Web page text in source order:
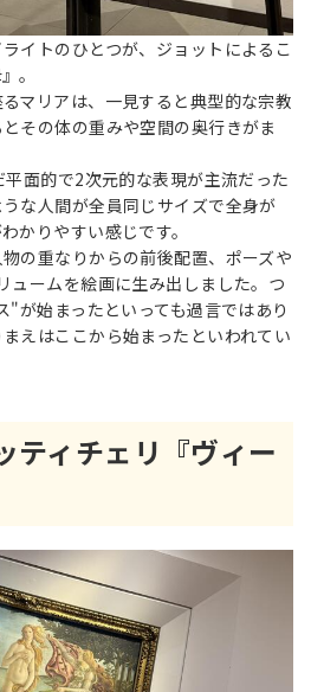
イトのひとつが、ジョットによるこ
。
マリアは、一見すると典型的な宗教
その体の重みや空間の奥行きがま
面的で2次元的な表現が主流だった
な人間が全員同じサイズで全身が
かりやすい感じです。
の重なりからの前後配置、ポーズや
ュームを絵画に生み出しました。つ
"が始まったといっても過言ではあり
えはここから始まったといわれてい
ティチェリ『ヴィー